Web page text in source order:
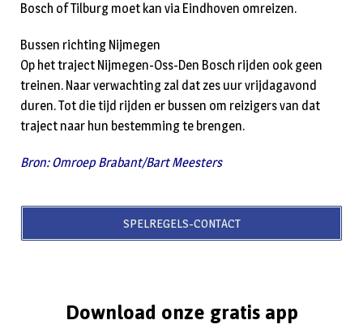
Bosch of Tilburg moet kan via Eindhoven omreizen.
Bussen richting Nijmegen
Op het traject Nijmegen-Oss-Den Bosch rijden ook geen
treinen. Naar verwachting zal dat zes uur vrijdagavond
duren. Tot die tijd rijden er bussen om reizigers van dat
traject naar hun bestemming te brengen.
Bron: Omroep Brabant/Bart Meesters
SPELREGELS-CONTACT
Download onze gratis app